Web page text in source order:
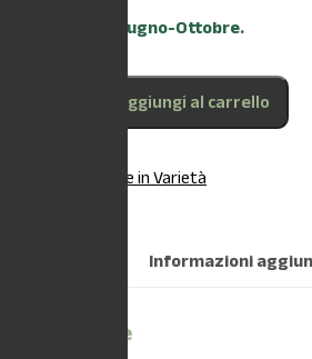
Giugno-Ottobre.
Aggiungi al carrello
Rose in Varietà
Informazioni
Descrizione